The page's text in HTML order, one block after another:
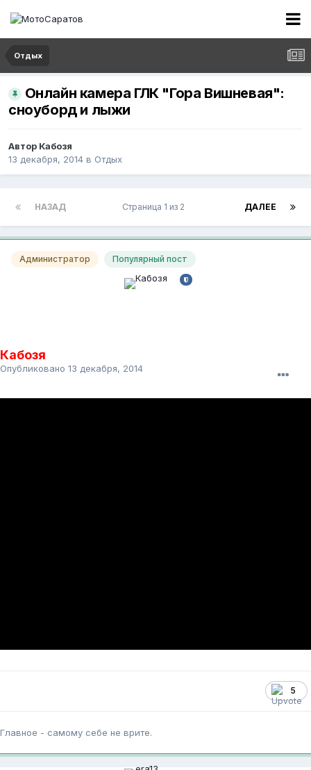
Отдых
Онлайн камера ГЛК "Гора Вишневая":
сноуборд и лыжи
Автор Кабозя
13 декабря, 2014 в Отдых
НАЗАД ДАЛЕЕ
Страница 1 из 2
Администратор Популярный пост
Кабозя
Опубликовано 13 декабря, 2014
5
Главное - самому себе не врите.